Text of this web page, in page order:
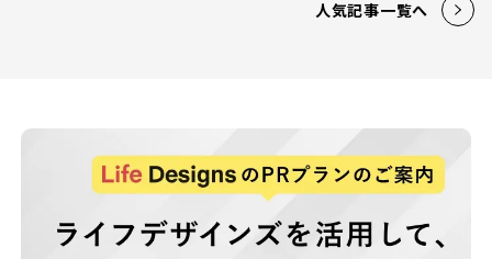
人気記事一覧へ